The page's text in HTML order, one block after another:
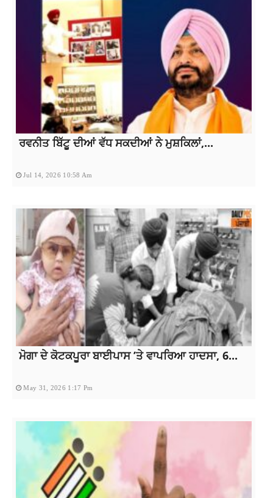
ਰਵਨੀਤ ਬਿੱਟੂ ਦੀਆਂ ਵੱਧ ਸਕਦੀਆਂ ਨੇ ਮੁਸ਼ਕਿਲਾਂ,...
Jul 14, 2026 10:58 Am
ਮੋਗਾ ਦੇ ਕੋਟਕਪੂਰਾ ਬਾਈਪਾਸ ’ਤੇ ਵਾਪਰਿਆ ਹਾਦਸਾ, 6...
May 31, 2026 1:17 Pm